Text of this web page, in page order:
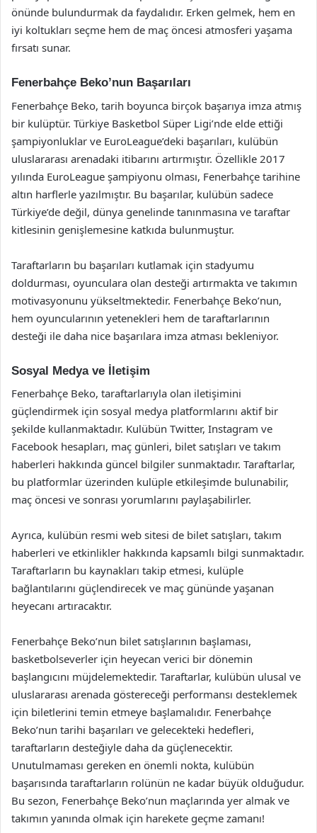
önünde bulundurmak da faydalıdır. Erken gelmek, hem en
iyi koltukları seçme hem de maç öncesi atmosferi yaşama
fırsatı sunar.
Fenerbahçe Beko’nun Başarıları
Fenerbahçe Beko, tarih boyunca birçok başarıya imza atmış
bir kulüptür. Türkiye Basketbol Süper Ligi’nde elde ettiği
şampiyonluklar ve EuroLeague’deki başarıları, kulübün
uluslararası arenadaki itibarını artırmıştır. Özellikle 2017
yılında EuroLeague şampiyonu olması, Fenerbahçe tarihine
altın harflerle yazılmıştır. Bu başarılar, kulübün sadece
Türkiye’de değil, dünya genelinde tanınmasına ve taraftar
kitlesinin genişlemesine katkıda bulunmuştur.
Taraftarların bu başarıları kutlamak için stadyumu
doldurması, oyunculara olan desteği artırmakta ve takımın
motivasyonunu yükseltmektedir. Fenerbahçe Beko’nun,
hem oyuncularının yetenekleri hem de taraftarlarının
desteği ile daha nice başarılara imza atması bekleniyor.
Sosyal Medya ve İletişim
Fenerbahçe Beko, taraftarlarıyla olan iletişimini
güçlendirmek için sosyal medya platformlarını aktif bir
şekilde kullanmaktadır. Kulübün Twitter, Instagram ve
Facebook hesapları, maç günleri, bilet satışları ve takım
haberleri hakkında güncel bilgiler sunmaktadır. Taraftarlar,
bu platformlar üzerinden kulüple etkileşimde bulunabilir,
maç öncesi ve sonrası yorumlarını paylaşabilirler.
Ayrıca, kulübün resmi web sitesi de bilet satışları, takım
haberleri ve etkinlikler hakkında kapsamlı bilgi sunmaktadır.
Taraftarların bu kaynakları takip etmesi, kulüple
bağlantılarını güçlendirecek ve maç gününde yaşanan
heyecanı artıracaktır.
Fenerbahçe Beko’nun bilet satışlarının başlaması,
basketbolseverler için heyecan verici bir dönemin
başlangıcını müjdelemektedir. Taraftarlar, kulübün ulusal ve
uluslararası arenada göstereceği performansı desteklemek
için biletlerini temin etmeye başlamalıdır. Fenerbahçe
Beko’nun tarihi başarıları ve gelecekteki hedefleri,
taraftarların desteğiyle daha da güçlenecektir.
Unutulmaması gereken en önemli nokta, kulübün
başarısında taraftarların rolünün ne kadar büyük olduğudur.
Bu sezon, Fenerbahçe Beko’nun maçlarında yer almak ve
takımın yanında olmak için harekete geçme zamanı!